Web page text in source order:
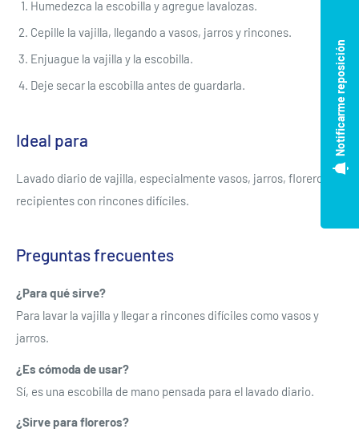
Humedezca la escobilla y agregue lavalozas.
Cepille la vajilla, llegando a vasos, jarros y rincones.
Enjuague la vajilla y la escobilla.
Deje secar la escobilla antes de guardarla.
Ideal para
Lavado diario de vajilla, especialmente vasos, jarros, floreros y
recipientes con rincones difíciles.
Preguntas frecuentes
¿Para qué sirve?
Para lavar la vajilla y llegar a rincones difíciles como vasos y
jarros.
¿Es cómoda de usar?
Sí, es una escobilla de mano pensada para el lavado diario.
¿Sirve para floreros?
Notificarme reposición
Se requiere iniciar sesión